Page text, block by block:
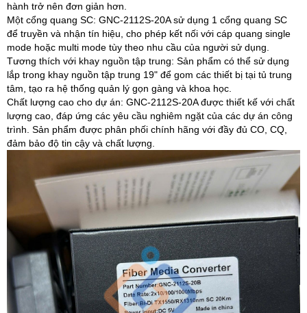
hành trở nên đơn giản hơn.
Một cổng quang SC: GNC-2112S-20A sử dụng 1 cổng quang SC
để truyền và nhận tín hiệu, cho phép kết nối với cáp quang single
mode hoặc multi mode tùy theo nhu cầu của người sử dụng.
Tương thích với khay nguồn tập trung: Sản phẩm có thể sử dụng
lắp trong khay nguồn tập trung 19" để gom các thiết bị tại tủ trung
tâm, tạo ra hệ thống quản lý gọn gàng và khoa học.
Chất lượng cao cho dự án: GNC-2112S-20A được thiết kế với chất
lượng cao, đáp ứng các yêu cầu nghiêm ngặt của các dự án công
trình. Sản phẩm được phân phối chính hãng với đầy đủ CO, CQ,
đảm bảo độ tin cậy và chất lượng.